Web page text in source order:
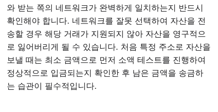
와 받는 쪽의 네트워크가 완벽하게 일치하는지 반드시
확인해야 합니다. 네트워크를 잘못 선택하여 자산을 전
송할 경우 해당 거래가 지원되지 않아 자산을 영구적으
로 잃어버리게 될 수 있습니다. 처음 특정 주소로 자산을
보낼 때는 최소 금액으로 먼저 소액 테스트를 진행하여
정상적으로 입금되는지 확인한 후 남은 금액을 송금하
는 습관이 필수적입니다.